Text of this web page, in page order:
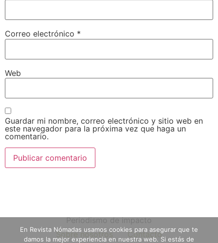
Correo electrónico *
Web
Guardar mi nombre, correo electrónico y sitio web en
este navegador para la próxima vez que haga un
comentario.
Periodismo de impacto
Sobre nosotros
Contacto
En Revista Nómadas usamos cookies para asegurar que te
damos la mejor experiencia en nuestra web. Si estás de